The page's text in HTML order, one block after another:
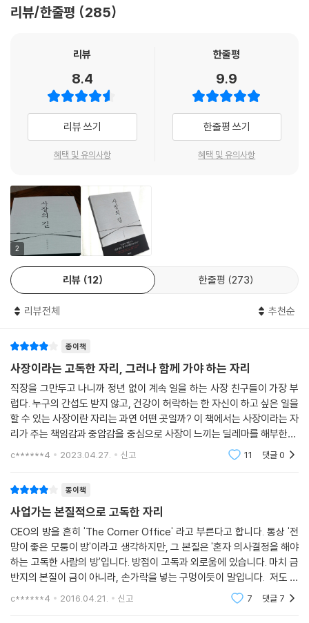
하기 때문이다.(중략) 리더의 고독은 나누는 게 아니다. 아니, 나눌 수 없
단어다. sole은 태양을 의미한다. 하늘의 태양이 둘일 수 없듯 홀로 있어야
하는 것이다.--- p.141~142
7장 져주는 힘(작은 도요새가 영리한 여우를 이기는 법)
《채근담》에 ‘응립여수 호행사병鷹立如睡, 虎行似病’이라는 말이 나온
다. ‘매는 조는 듯이 앉아 있고 호랑이는 병이 든 듯이 걷는다’는 뜻이다.(중
략) 존재감을 높이고 위세를 높일수록 주변의 경계심 또한 높아지는 건 당
다.(중략) 그래서 노련한 매는 조는 듯 앉아 있다 쏜살같이 덮치고 경험 많
은 호랑이는 병든 듯 걷다가 전광석화처럼 달려든다. 매섭게 앉아 있고 당
당하게 걷는 게 힘든 게 아니라 조는 듯 앉아 있고 병든 듯 걷는 게 힘들다.
자연의 최강자들은 평소에는 져주고 또 져주다가 이겨야 할 때 이기는 허
허실실 전략의 고수들이다.--- p.188
9장 먼저 주고 다가선다는 것(사장이 평생 고마워하는 아내들)
회사에서 사장은 어떤 사람인가? 주는 사람이다. 월급을 주고 관심을 주고
야 한다. 어떻게 일해야 하는지 알려‘주고’, 어디로 가야 할지 보여‘주어’야
고 따르기를 원한다면 그들에게 먼저 자신을 따르라고 하기보다 자신이 그
들에게 ‘먼저’, 뭔가를 ‘줄’ 수 있어야 하고, 그들의 존재와 능력을 믿어‘주
어’야 한다.--- p.233~235
11장 흔들릴 것인가, 흔들 것인가(반드시 제거해야 할 세 가지 ‘노란 싹’)
리더가 가진 힘이란 나쁜 힘이 자라는 걸 억제하고 생산적인 힘이 생기도
로운 공생을 할 수 있다. 무엇보다 미리 조심해서 다루지 않으면 지금처럼
힘이 커져 ‘외나무다리 결투’를 하지 않을
수 없는 상황을 맞게 된다. 투비아가 당할 뻔했던 불행을 고스란히 맞을 수
있다. 싹이 노랄 때 알아보고 대비해야 할 필요가 있다. 어떤 게 노란 싹일
까? 경험 많은 사장들이 말하는, 무엇보다 조심해야 할 세 가지 노란 싹들
이 있다. 이미 시효가 지났지만 맹목적으로 작동하는 본능처럼, 조직을 병
들게 하는 좋지 않은 조직 본능들이다.--- p.280~281
하더라도 심심한 위로의 말이라도 들을 수 있을 것 같았다. 하지만, 평소 인
랐다. “김 사장, 아직 사장의 삼정도(三正道)를 모르나, 이를 모르면 자네
무심히 바라보던 최 회장이 묵직한 입을 열었다. “자네 아누아크 부족의
‘왕의 조건’을 아는가?”
一. 외롭더라도 혼자 가야 한다
; 왕이 혼자 밥 먹는 이유
아프리카에 아누아크 족이 있다. 아누아크 족은 아프리카의 수단과 에티오
피아 국경 접경지대 근처에서 유목하는 작은 부족이다. 아누아크 족은 왕
이 사망 전에 후계자를 지명하고 지명 받은 자가 왕이 되는 것이 관례다. 문
제는 왕이 지켜야 할 계율이 있는데, 그것을 한 단어로 요약하면 ‘고독(孤
獨)’이다. 왕은 자신의 거처에서 혼자 지내고, 식사도 혼자 해야 하며, 부족
민들과 함부로 대화를 나눌 수도 없으며, 아파도 아픈 척을 해서는 안 된다.
저자는 아누아크 족의 ‘왕의 계율’이 현대 사회의 사장의 조건과 정확히 일
로를 고립시켜야 하는 것이 사장의 숙명이기 때문에 사장은 스스로 고독해
에 기대다가 파벌을 만들고, 혼자 고민하는 숙성의 시간을 갖지 못해 통찰
력을 기르지 못한다. 결국 왕좌의 게임에서, 비즈니스의 전장에서 패해 왕
관을 내주는 단명 하는 리더가 된다. 고독은 사장이 받아들여야 하는 첫째
계명이며, 정도에 이르는 첫 번째 관문이다. [1부 외롭더라도 혼자 가야 한
다]에서 홀로 ‘나만의 길’을 걸어가야 하는 사장의 숙명을 다룬다.
二. 괴롭더라도 같이 가야 한다
자기 난초 이야기를 꺼냈다. “자네, 사장들이 왜 난을 좋아하는지 아는가”
평소 난에 관심이 없던 김 사장은 어물대다가 모르겠다고 답했다. “난은 사
장에게 리더와 구성원이 한 몸이 되는 방법을 알려 준다네” 최 회장은 난초
가 주는 교훈을 들려주었다.
옛 선비들이 사군자로 칭송한 난초는 ‘뿌리에 산다’는 뜻을 가진 리조비아
(rhizobia)라는 박테리아를 통해서만 흙 속의 영양분을 공급받을 수 있다.
리뷰/한줄평 285
리뷰
8.4
리뷰 쓰기
혜택 및 유의사항
한줄평
9.9
한줄평 쓰기
혜택 및 유의사항
2
리뷰 12 한줄평 273
리뷰전체 추천순
종이책
사장이라는 고독한 자리, 그러나 함께 가야 하는 자리
직장을 그만두고 나니까 정년 없이 계속 일을 하는 사장 친구들이 가장 부
럽다. 누구의 간섭도 받지 않고, 건강이 허락하는 한 자신이 하고 싶은 일을
할 수 있는 사장이란 자리는 과연 어떤 곳일까? 이 책에서는 사장이라는 자
리가 주는 책임감과 중압감을 중심으로 사장이 느끼는 딜레마를 해부한다.
c******4 2023.04.27. 신고 11 댓글0
종이책
사업가는 본질적으로 고독한 자리
CEO의 방을 흔히 'The Corner Office' 라고 부른다고 합니다. 통상 '전
망이 좋은 모퉁이 방'이라고 생각하지만, 그 본질은 '혼자 의사결정을 해야
하는 고독한 사람의 방'입니다. 방점이 고독과 외로움에 있습니다. 마치 금
반지의 본질이 금이 아니라, 손가락을 넣는 구멍이듯이 말입니다. 저도 두
달전에 기관장이 되었습니다. 지난 30년간의 공직생활과는 완전히 다른
c******4 2016.04.21. 신고 7 댓글 7